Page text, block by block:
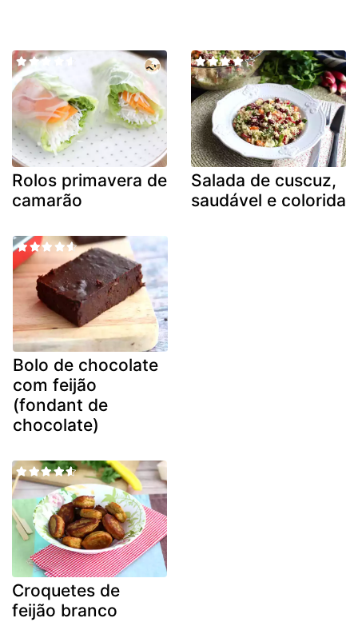
Rolos primavera de
camarão
Salada de cuscuz,
saudável e colorida
Bolo de chocolate
com feijão
(fondant de
chocolate)
Croquetes de
feijão branco